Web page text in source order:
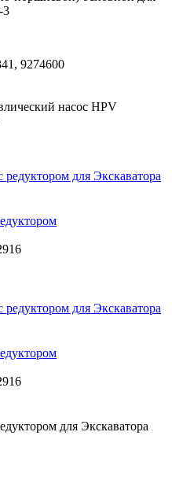
3
9274600
насос HPV
для Экскаватора